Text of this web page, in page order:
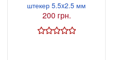
штекер 5.5x2.5 мм
200 грн.